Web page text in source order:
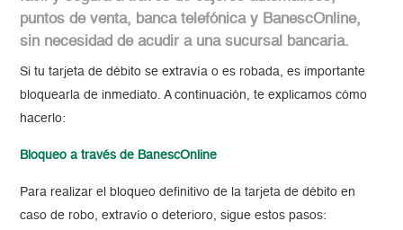
puntos de venta, banca telefónica y BanescOnline,
sin necesidad de acudir a una sucursal bancaria.
Si tu tarjeta de débito se extravía o es robada, es importante
bloquearla de inmediato. A continuación, te explicamos cómo
hacerlo:
Bloqueo a través de BanescOnline
Para realizar el bloqueo definitivo de la tarjeta de débito en
caso de robo, extravío o deterioro, sigue estos pasos: